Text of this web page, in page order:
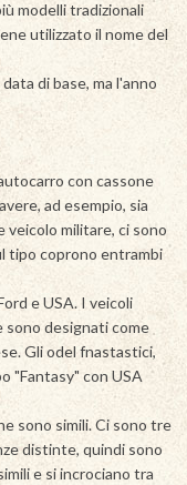
modelli tradizionali
utilizzato il nome del
di base, ma l'anno
con cassone
ad esempio, sia
veicolo militare, ci sono
tipo coprono entrambi
e USA. I veicoli
sono designati come
Gli odel fnastastici,
"Fantasy" con USA
sono simili. Ci sono tre
distinte, quindi sono
e si incrociano tra